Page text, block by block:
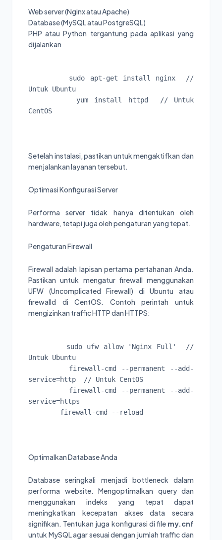
Web server (Nginx atau Apache)
Database (MySQL atau PostgreSQL)
PHP atau Python tergantung pada aplikasi yang
dijalankan
Untuk Ubuntu
CentOS
Setelah instalasi, pastikan untuk mengaktifkan dan
menjalankan layanan tersebut.
Optimasi Konfigurasi Server
Performa server tidak hanya ditentukan oleh
hardware, tetapi juga oleh pengaturan yang tepat.
Pengaturan Firewall
Firewall adalah lapisan pertama pertahanan Anda.
Pastikan untuk mengatur firewall menggunakan
UFW (Uncomplicated Firewall) di Ubuntu atau
firewalld di CentOS. Contoh perintah untuk
mengizinkan traffic HTTP dan HTTPS:
Untuk Ubuntu
service=http  // Untuk CentOS
service=https
Optimalkan Database Anda
Database seringkali menjadi bottleneck dalam
performa website. Mengoptimalkan query dan
menggunakan indeks yang tepat dapat
meningkatkan kecepatan akses data secara
signifikan. Tentukan juga konfigurasi di file my.cnf
untuk MySQL agar sesuai dengan jumlah traffic dan